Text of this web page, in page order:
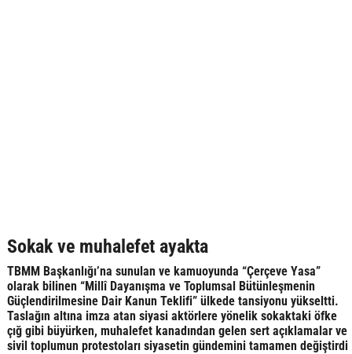
Sokak ve muhalefet ayakta
TBMM Başkanlığı’na sunulan ve kamuoyunda “Çerçeve Yasa”
olarak bilinen “Millî Dayanışma ve Toplumsal Bütünleşmenin
Güçlendirilmesine Dair Kanun Teklifi” ülkede tansiyonu yükseltti.
Taslağın altına imza atan siyasi aktörlere yönelik sokaktaki öfke
çığ gibi büyürken, muhalefet kanadından gelen sert açıklamalar ve
sivil toplumun protestoları siyasetin gündemini tamamen değiştirdi